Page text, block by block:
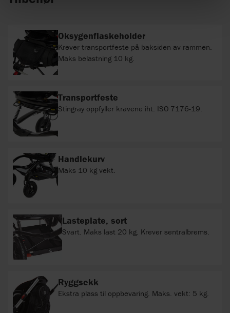
Oksygenflaskeholder
Krever transportfeste på baksiden av rammen.
Maks belastning 10 kg.
Transportfeste
Stingray oppfyller kravene iht. ISO 7176-19.
Handlekurv
Maks 10 kg vekt.
Lasteplate, sort
Svart. Maks last 20 kg. Krever sentralbrems.
Ryggsekk
Ekstra plass til oppbevaring. Maks. vekt: 5 kg.